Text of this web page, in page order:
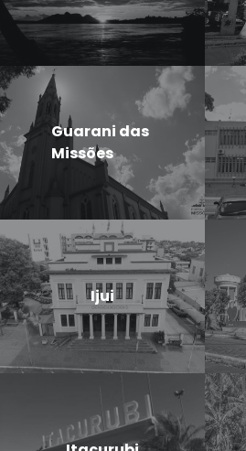
Guarani das
Missões
Ijui